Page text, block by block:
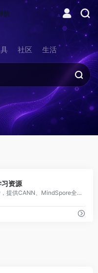
社区 生活
资源
华为昇腾AI计算平台官方门户，提供CANN、MindSpore全栈AI技术文档、开发者指南和应用案例。